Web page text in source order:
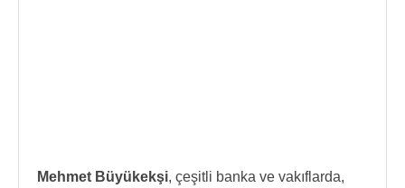
Mehmet Büyükekşi, çeşitli banka ve vakıflarda,